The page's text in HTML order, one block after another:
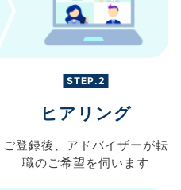
STEP.2
ヒアリング
ご登録後、 アドバイザーが転
職のご希望を伺います